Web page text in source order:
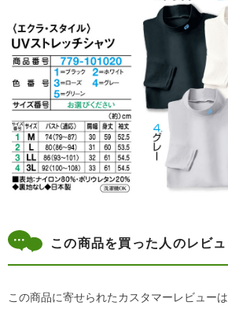
この商品を買った人のレビ
この商品に寄せられたカスタマーレビューは